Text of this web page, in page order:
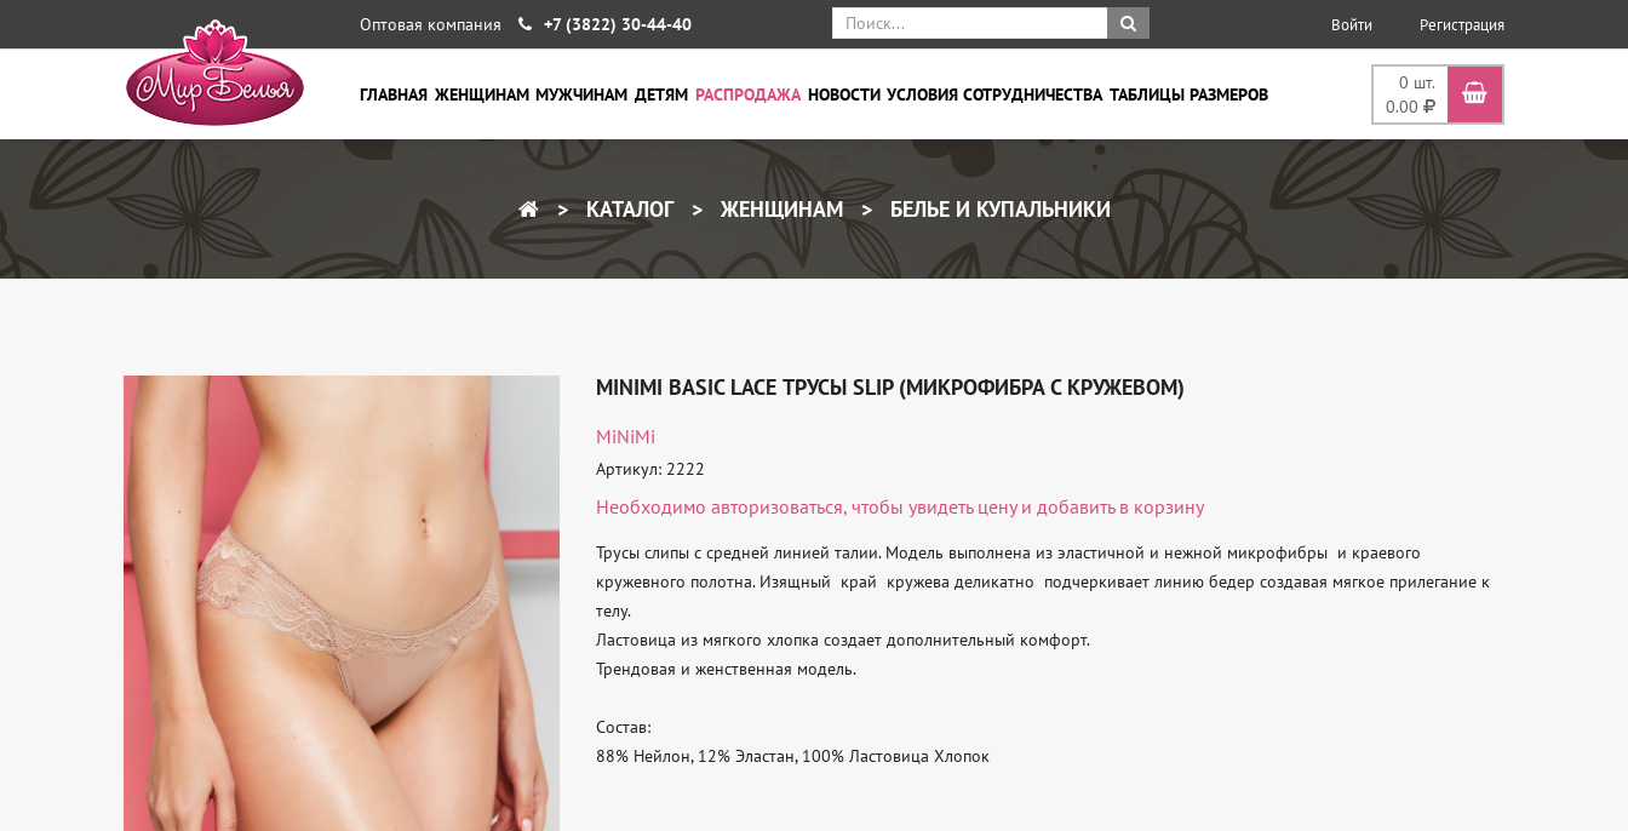
Оптовая компания +7 (3822) 30-44-40 Войти Регистрация
0 шт.
0.00
ГЛАВНАЯ ЖЕНЩИНАМ МУЖЧИНАМ ДЕТЯМ РАСПРОДАЖА НОВОСТИ УСЛОВИЯ СОТРУДНИЧЕСТВА ТАБЛИЦЫ РАЗМЕРОВ
КАТАЛОГ ЖЕНЩИНАМ БЕЛЬЕ И КУПАЛЬНИКИ
MINIMI BASIC LACE ТРУСЫ SLIP (МИКРОФИБРА С КРУЖЕВОМ)
MiNiMi
Артикул: 2222
Необходимо авторизоваться, чтобы увидеть цену и добавить в корзину
Трусы слипы с средней линией талии. Модель выполнена из эластичной и нежной микрофибры  и краевого
кружевного полотна. Изящный  край  кружева деликатно  подчеркивает линию бедер создавая мягкое прилегание к
телу.
Ластовица из мягкого хлопка создает дополнительный комфорт.
Трендовая и женственная модель.
Состав:
88% Нейлон, 12% Эластан, 100% Ластовица Хлопок